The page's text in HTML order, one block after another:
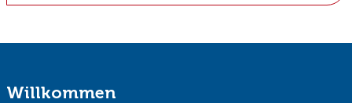
Willkommen